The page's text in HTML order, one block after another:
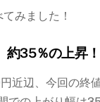
みました！
約35％の上昇！
近辺、今回の終